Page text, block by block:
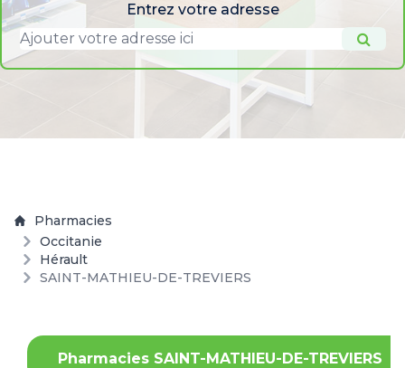
Entrez votre adresse
Pharmacies
Occitanie
Hérault
SAINT-MATHIEU-DE-TREVIERS
Pharmacies SAINT-MATHIEU-DE-TREVIERS